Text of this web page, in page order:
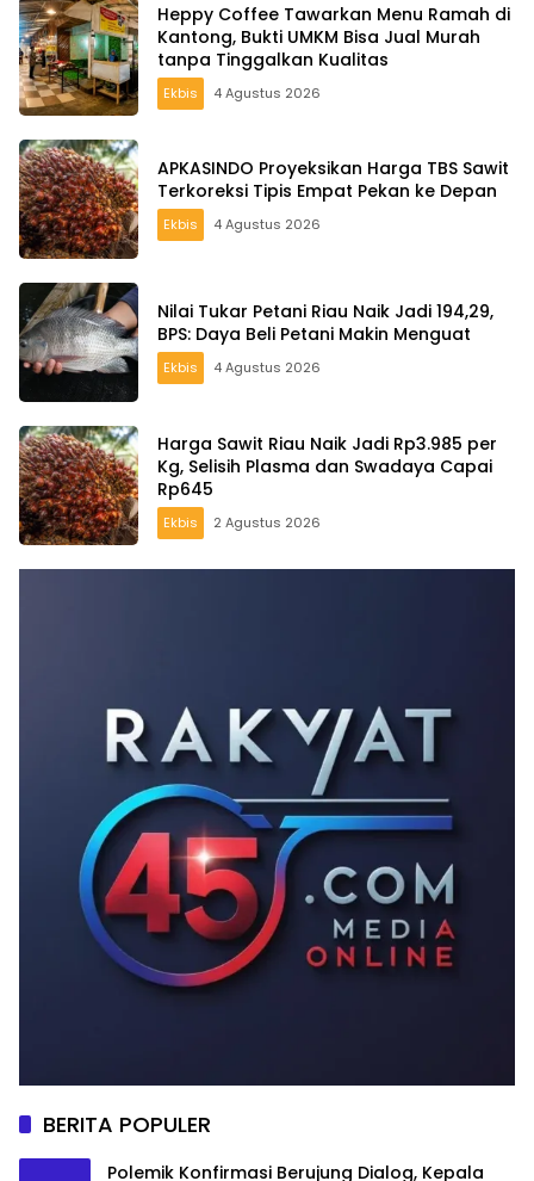
Heppy Coffee Tawarkan Menu Ramah di
Kantong, Bukti UMKM Bisa Jual Murah
tanpa Tinggalkan Kualitas
Ekbis 4 Agustus 2026
APKASINDO Proyeksikan Harga TBS Sawit
Terkoreksi Tipis Empat Pekan ke Depan
Ekbis 4 Agustus 2026
Nilai Tukar Petani Riau Naik Jadi 194,29,
BPS: Daya Beli Petani Makin Menguat
Ekbis 4 Agustus 2026
Harga Sawit Riau Naik Jadi Rp3.985 per
Kg, Selisih Plasma dan Swadaya Capai
Rp645
Ekbis 2 Agustus 2026
BERITA POPULER
Polemik Konfirmasi Berujung Dialog, Kepala